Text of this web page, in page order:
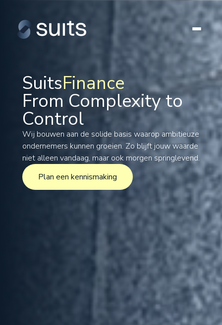
SuitsFinance
Tax
Legal
Formations
International
Projects
From Complexity to
Control
Wij bouwen aan de solide basis waarop ambitieuze
ondernemers kunnen groeien. Zo blijft jouw waarde
niet alleen vandaag, maar ook morgen springlevend.
Plan een kennismaking